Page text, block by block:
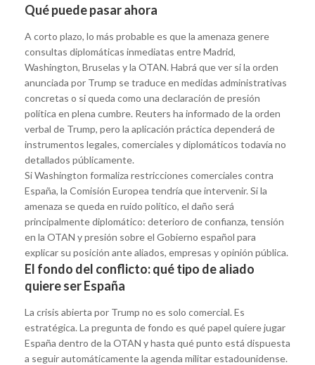
Qué puede pasar ahora
A corto plazo, lo más probable es que la amenaza genere
consultas diplomáticas inmediatas entre Madrid,
Washington, Bruselas y la OTAN. Habrá que ver si la orden
anunciada por Trump se traduce en medidas administrativas
concretas o si queda como una declaración de presión
política en plena cumbre. Reuters ha informado de la orden
verbal de Trump, pero la aplicación práctica dependerá de
instrumentos legales, comerciales y diplomáticos todavía no
detallados públicamente.
Si Washington formaliza restricciones comerciales contra
España, la Comisión Europea tendría que intervenir. Si la
amenaza se queda en ruido político, el daño será
principalmente diplomático: deterioro de confianza, tensión
en la OTAN y presión sobre el Gobierno español para
explicar su posición ante aliados, empresas y opinión pública.
El fondo del conflicto: qué tipo de aliado
quiere ser España
La crisis abierta por Trump no es solo comercial. Es
estratégica. La pregunta de fondo es qué papel quiere jugar
España dentro de la OTAN y hasta qué punto está dispuesta
a seguir automáticamente la agenda militar estadounidense.